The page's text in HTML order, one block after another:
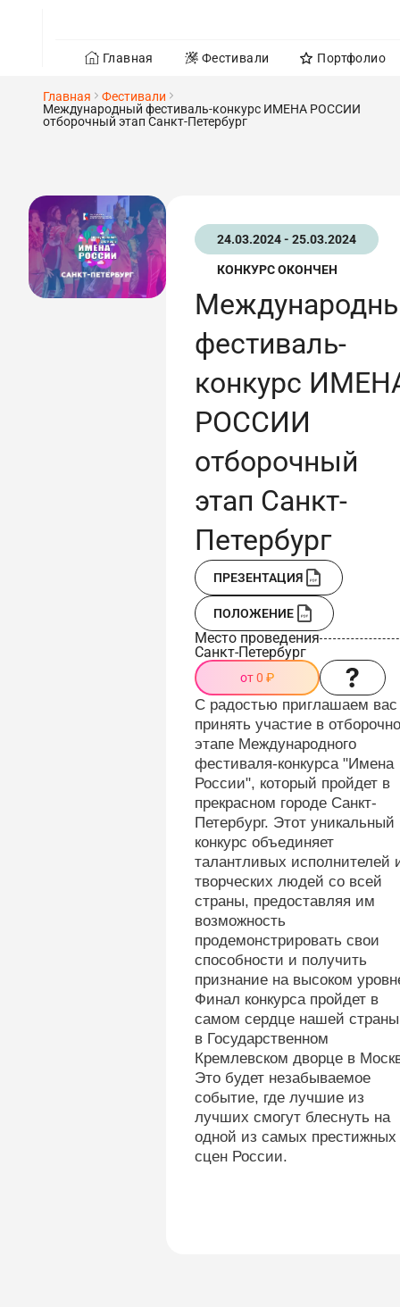
Главная Фестивали Портфолио
Главная
Фестивали
Международный фестиваль-конкурс ИМЕНА РОССИИ
отборочный этап Санкт-Петербург
24.03.2024 - 25.03.2024
КОНКУРС ОКОНЧЕН
фестиваль-
конкурс
РОССИИ
отборочный
этап Санкт-
Петербург
ПРЕЗЕНТАЦИЯ
ПОЛОЖЕНИЕ
Место проведения
Санкт-Петербург
от 0 ₽
С радостью приглашаем вас
принять участие в
этапе Международного
фестиваля-конкурса "Имена
России", который пройдет в
прекрасном городе Санкт-
Петербург. Этот уникальный
конкурс объединяет
талантливых исполнителей
творческих людей со всей
страны, предоставляя им
возможность
продемонстрировать свои
способности и получить
признание на высоком
Финал конкурса пройдет в
самом сердце нашей
в Государственном
Кремлевском дворце в
Это будет незабываемое
событие, где лучшие из
лучших смогут блеснуть на
одной из самых престижных
сцен России.